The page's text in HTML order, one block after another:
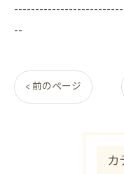
--
< 前のページ
カ